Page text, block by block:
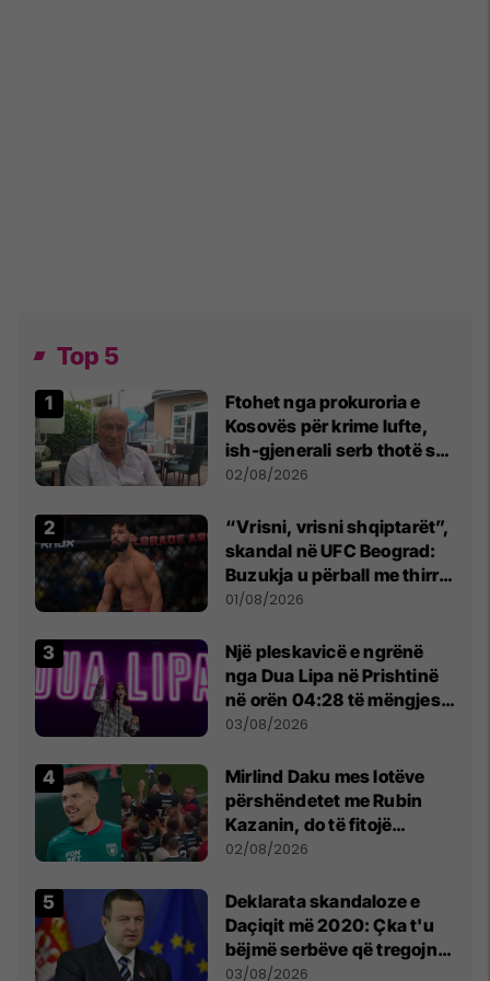
Top 5
Ftohet nga prokuroria e
Kosovës për krime lufte,
ish-gjenerali serb thotë se
dikush e tradhtoi në
02/08/2026
“Vrisni, vrisni shqiptarët”,
skandal në UFC Beograd:
Buzukja u përball me thirrje
anti-shqiptare nga
01/08/2026
Një pleskavicë e ngrënë
nga Dua Lipa në Prishtinë
në orën 04:28 të mëngjesit
- dhe bota digjitale serbe
03/08/2026
Mirlind Daku mes lotëve
përshëndetet me Rubin
Kazanin, do të fitojë
miliona te Spartak Moska
02/08/2026
​Deklarata skandaloze e
Daçiqit më 2020: Çka t'u
bëjmë serbëve që tregojnë
ku janë varrosur shqiptarët
03/08/2026